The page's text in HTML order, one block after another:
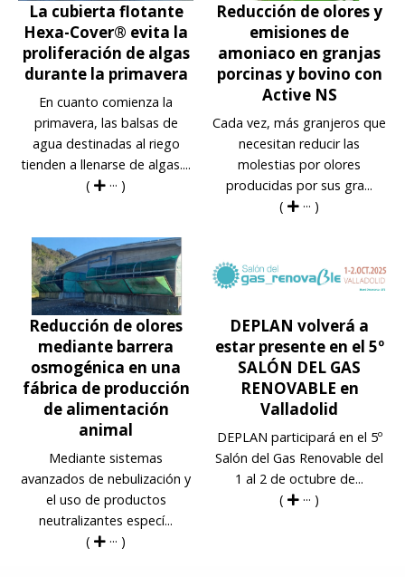
La cubierta flotante
Hexa-Cover® evita la
proliferación de algas
durante la primavera
En cuanto comienza la
primavera, las balsas de
agua destinadas al riego
tienden a llenarse de algas....
(
··· )
Reducción de olores y
emisiones de
amoniaco en granjas
porcinas y bovino con
Active NS
Cada vez, más granjeros que
necesitan reducir las
molestias por olores
producidas por sus gra...
(
··· )
Reducción de olores
mediante barrera
osmogénica en una
fábrica de producción
de alimentación
animal
Mediante sistemas
avanzados de nebulización y
el uso de productos
neutralizantes especí...
(
··· )
DEPLAN volverá a
estar presente en el 5º
SALÓN DEL GAS
RENOVABLE en
Valladolid
DEPLAN participará en el 5º
Salón del Gas Renovable del
1 al 2 de octubre de...
(
··· )